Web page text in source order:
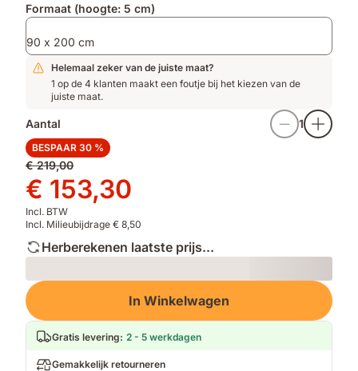
Extra
Formaat (hoogte: 5 cm)
90 x 200 cm
Helemaal zeker van de juiste maat?
1 op de 4 klanten maakt een foutje bij het kiezen van de
juiste maat.
Aantal 1
BESPAAR 30 %
Oorspronkelijke
prijs
€ 219,00
€ 219,00
Prijs
€ 153,30
€ 153,30
Incl. BTW
Incl. Milieubijdrage € 8,50
Herberekenen laatste prijs...
Loading
In Winkelwagen
Gratis levering: 2 - 5 werkdagen
Gemakkelijk retourneren